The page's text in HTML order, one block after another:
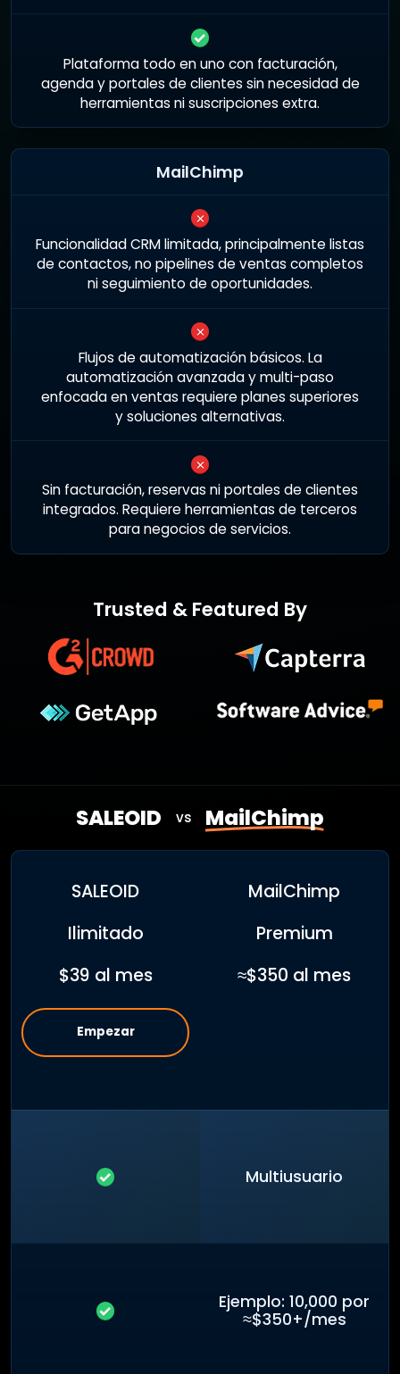
Plataforma todo en uno con facturación,
agenda y portales de clientes sin necesidad de
herramientas ni suscripciones extra.
MailChimp
Funcionalidad CRM limitada, principalmente listas
de contactos, no pipelines de ventas completos
ni seguimiento de oportunidades.
Flujos de automatización básicos. La
automatización avanzada y multi-paso
enfocada en ventas requiere planes superiores
y soluciones alternativas.
Sin facturación, reservas ni portales de clientes
integrados. Requiere herramientas de terceros
para negocios de servicios.
Trusted & Featured By
SALEOID vs MailChimp
SALEOID
Ilimitado
$39 al mes
Empezar
MailChimp
Premium
≈$350 al mes
Multiusuario
Ejemplo: 10,000 por
≈$350+/mes